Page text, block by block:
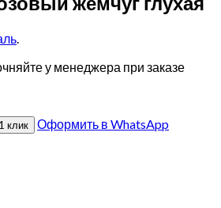
.
у менеджера при заказе
клик
Оформить в WhatsApp